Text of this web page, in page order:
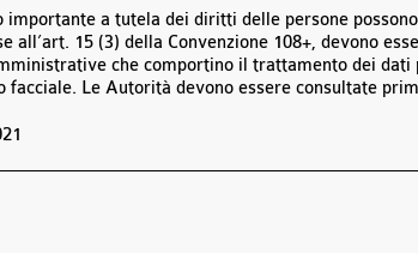
importante a tutela dei diritti delle persone
all’art. 15 (3) della Convenzione 108+, devono
che comportino il trattamento dei dati
facciale. Le Autorità devono essere consultate